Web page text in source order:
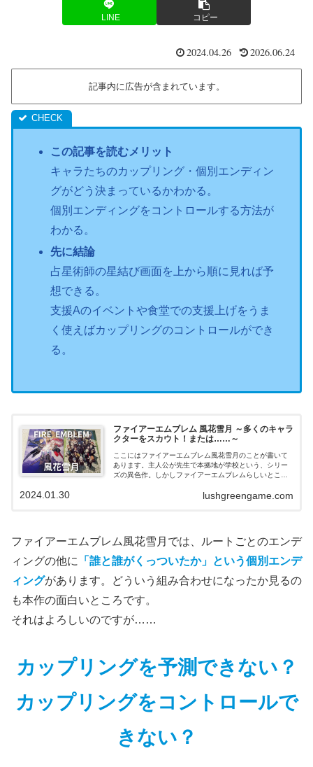
LINE コピー
2024.04.26 2026.06.24
記事内に広告が含まれています。
この記事を読むメリット
キャラたちのカップリング・個別エンディン
グがどう決まっているかわかる。
個別エンディングをコントロールする方法が
わかる。
先に結論
占星術師の星結び画面を上から順に見れば予
想できる。
支援Aのイベントや食堂での支援上げをうま
く使えばカップリングのコントロールができ
る。
ファイアーエムブレム 風花雪月 ～多くのキャラ
クターをスカウト！または……～
ここにはファイアーエムブレム風花雪月のことが書いて
あります。主人公が先生で本拠地が学校という、シリー
ズの異色作。しかしファイアーエムブレムらしいところ
の記事を読めばそのことがわかります。lushgreengame.com
2024.01.30
ファイアーエムブレム風花雪月では、ルートごとのエンデ
ィングの他に
「誰と誰がくっついたか」という個別エンデ
ィングがあります。どういう組み合わせになったか見るの
も本作の面白いところです。
それはよろしいのですが……
カップリングを予測できない？
カップリングをコントロールで
きない？